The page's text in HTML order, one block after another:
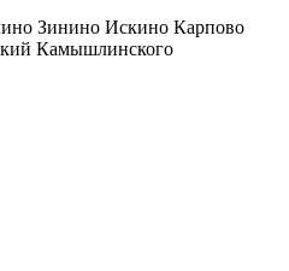
Зинино Искино Карпово
Камышлинского